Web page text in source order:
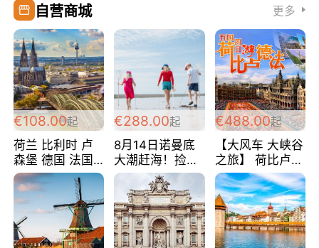
自营商城 更多
€108.00起
荷兰 比利时 卢
森堡 德国 法国
超爽玩遍西欧 循
环线 全程四星宾
馆 108欧/人/天
€288.00起
8月14日诺曼底
大潮赶海！捡海
鲜！轻轻松松海
边爽玩三日游
288欧/人
€488.00起
【大风车 大峡谷
之旅】 荷比卢德
法 巴黎上下 经
典五国四日游
488欧/人